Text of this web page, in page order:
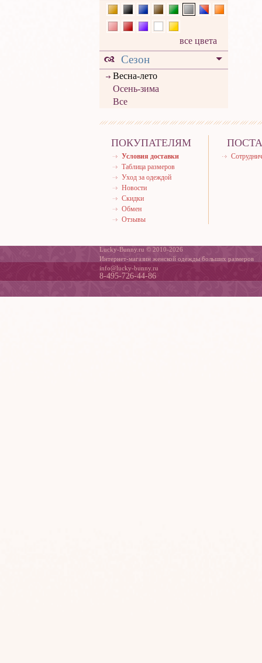
все цвета
Сезон
Весна-лето
Осень-зима
Все
ПОКУПАТЕЛЯМ
Условия доставки
Таблица размеров
Уход за одеждой
Новости
Скидки
Обмен
Отзывы
Lucky-Bunny.ru © 2010-2026
Интернет-магазин женской одежды больших размеров
info@lucky-bunny.ru
8-495-726-44-86